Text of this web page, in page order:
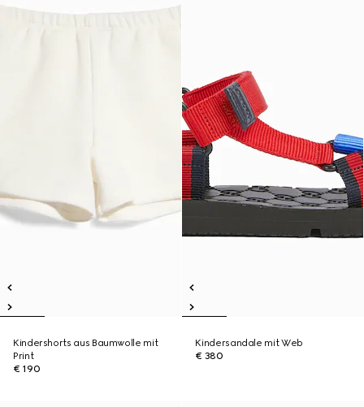
Kindershorts aus Baumwolle mit
Print
€ 190
Kindersandale mit Web
€ 380